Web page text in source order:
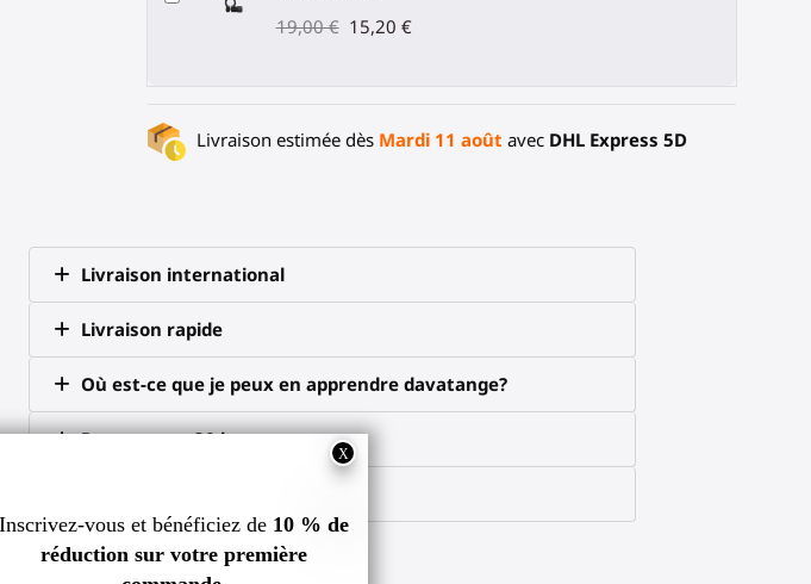
19,00 € 15,20 €
Livraison estimée dès Mardi 11 août avec DHL Express 5D
Livraison international
Livraison rapide
Où est-ce que je peux en apprendre davatange?
Retour sous 30 jours